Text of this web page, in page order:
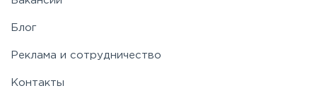
Блог
Реклама и сотрудничество
Контакты